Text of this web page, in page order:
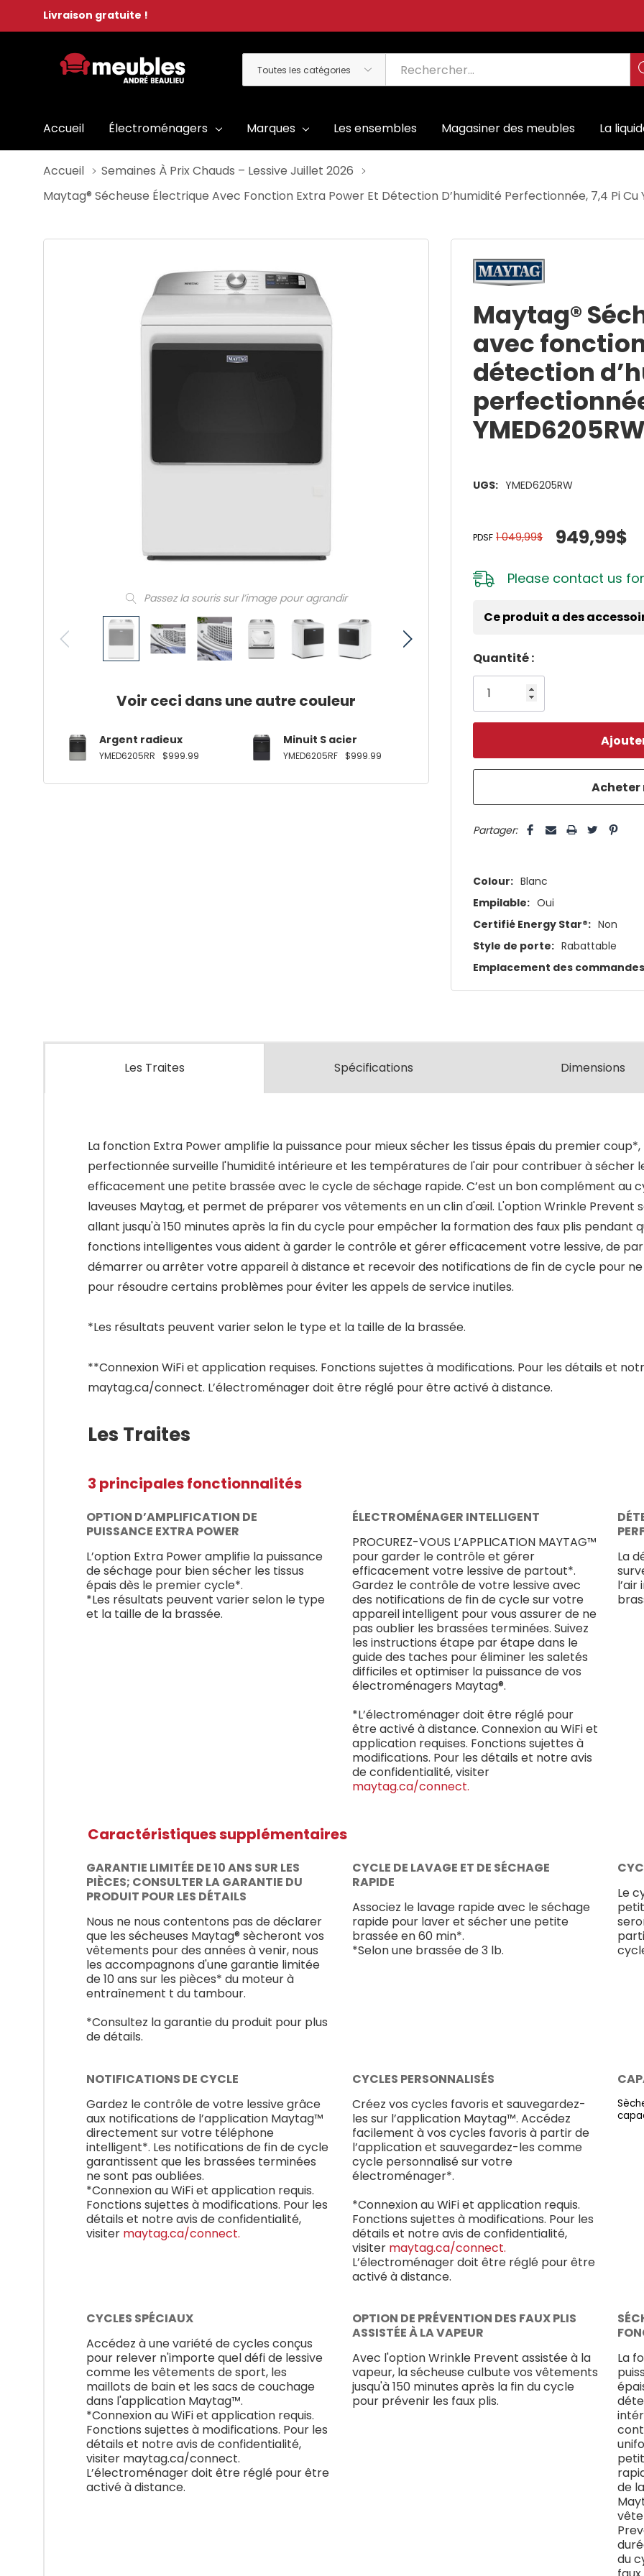
Livraison gratuite !
Toutes
les
Rechercher
Accueil Électroménagers Marques Les ensembles Magasiner des meubles La
Accueil
Semaines À Prix Chauds – Lessive Juillet 2026
Maytag® Sécheuse Électrique Avec Fonction Extra Power Et Détection D’humidité Perfectionnée, 7,4 Pi Cu
Passez la souris sur l’image pour agrandir
Voir ceci dans une autre couleur
Argent radieux
YMED6205RR $999.99
Minuit S acier
YMED6205RF $999.99
Maytag®
avec
détection
UGS: YMED6205RW
PDSF 1 049,99$ 949,99$
Please contact us
Ce produit a des
Dépêchez-
vous!
plus
Quantité :
Partager:
Colour: Blanc
Empilable: Oui
Certifié Energy Star®: Non
Style de porte: Rabattable
Emplacement des
Les Traites Spécifications Dimensions
La fonction Extra Power amplifie la puissance pour mieux sécher les tissus épais du premier
perfectionnée surveille l'humidité intérieure et les températures de l'air pour contribuer à sécher
efficacement une petite brassée avec le cycle de séchage rapide. C’est un bon complément au
laveuses Maytag, et permet de préparer vos vêtements en un clin d'œil. L'option Wrinkle Prevent
allant jusqu'à 150 minutes après la fin du cycle pour empêcher la formation des faux plis pendant
fonctions intelligentes vous aident à garder le contrôle et gérer efficacement votre lessive, de
démarrer ou arrêter votre appareil à distance et recevoir des notifications de fin de cycle pour ne
pour résoudre certains problèmes pour éviter les appels de service inutiles.
*Les résultats peuvent varier selon le type et la taille de la brassée.
**Connexion WiFi et application requises. Fonctions sujettes à modifications. Pour les détails et
maytag.ca/connect. L’électroménager doit être réglé pour être activé à distance.
Les Traites
3 principales fonctionnalités
OPTION D’AMPLIFICATION DE
PUISSANCE EXTRA POWER
L’option Extra Power amplifie la puissance
de séchage pour bien sécher les tissus
épais dès le premier cycle*.
*Les résultats peuvent varier selon le type
et la taille de la brassée.
ÉLECTROMÉNAGER INTELLIGENT
PROCUREZ-VOUS L’APPLICATION MAYTAG™
pour garder le contrôle et gérer
efficacement votre lessive de partout*.
Gardez le contrôle de votre lessive avec
des notifications de fin de cycle sur votre
appareil intelligent pour vous assurer de ne
pas oublier les brassées terminées. Suivez
les instructions étape par étape dans le
guide des taches pour éliminer les saletés
difficiles et optimiser la puissance de vos
électroménagers Maytag®.
*L’électroménager doit être réglé pour
être activé à distance. Connexion au WiFi et
application requises. Fonctions sujettes à
modifications. Pour les détails et notre avis
de confidentialité, visiter
maytag.ca/connect.
La
Caractéristiques supplémentaires
GARANTIE LIMITÉE DE 10 ANS SUR LES
PIÈCES; CONSULTER LA GARANTIE DU
PRODUIT POUR LES DÉTAILS
Nous ne nous contentons pas de déclarer
que les sécheuses Maytag® sècheront vos
vêtements pour des années à venir, nous
les accompagnons d'une garantie limitée
de 10 ans sur les pièces* du moteur à
entraînement t du tambour.
*Consultez la garantie du produit pour plus
de détails.
CYCLE DE LAVAGE ET DE SÉCHAGE
RAPIDE
Associez le lavage rapide avec le séchage
rapide pour laver et sécher une petite
brassée en 60 min*.
*Selon une brassée de 3 lb.
Le
NOTIFICATIONS DE CYCLE
Gardez le contrôle de votre lessive grâce
aux notifications de l’application Maytag™
directement sur votre téléphone
intelligent*. Les notifications de fin de cycle
garantissent que les brassées terminées
ne sont pas oubliées.
*Connexion au WiFi et application requis.
Fonctions sujettes à modifications. Pour les
détails et notre avis de confidentialité,
visiter maytag.ca/connect.
CYCLES PERSONNALISÉS
Créez vos cycles favoris et sauvegardez-
les sur l’application Maytag™. Accédez
facilement à vos cycles favoris à partir de
l’application et sauvegardez-les comme
cycle personnalisé sur votre
électroménager*.
*Connexion au WiFi et application requis.
Fonctions sujettes à modifications. Pour les
détails et notre avis de confidentialité,
visiter maytag.ca/connect.
L’électroménager doit être réglé pour être
activé à distance.
CYCLES SPÉCIAUX
Accédez à une variété de cycles conçus
pour relever n'importe quel défi de lessive
comme les vêtements de sport, les
maillots de bain et les sacs de couchage
dans l'application Maytag™.
*Connexion au WiFi et application requis.
Fonctions sujettes à modifications. Pour les
détails et notre avis de confidentialité,
visiter maytag.ca/connect.
L’électroménager doit être réglé pour être
activé à distance.
OPTION DE PRÉVENTION DES FAUX PLIS
ASSISTÉE À LA VAPEUR
Avec l'option Wrinkle Prevent assistée à la
vapeur, la sécheuse culbute vos vêtements
jusqu'à 150 minutes après la fin du cycle
pour prévenir les faux plis.
La
de
du